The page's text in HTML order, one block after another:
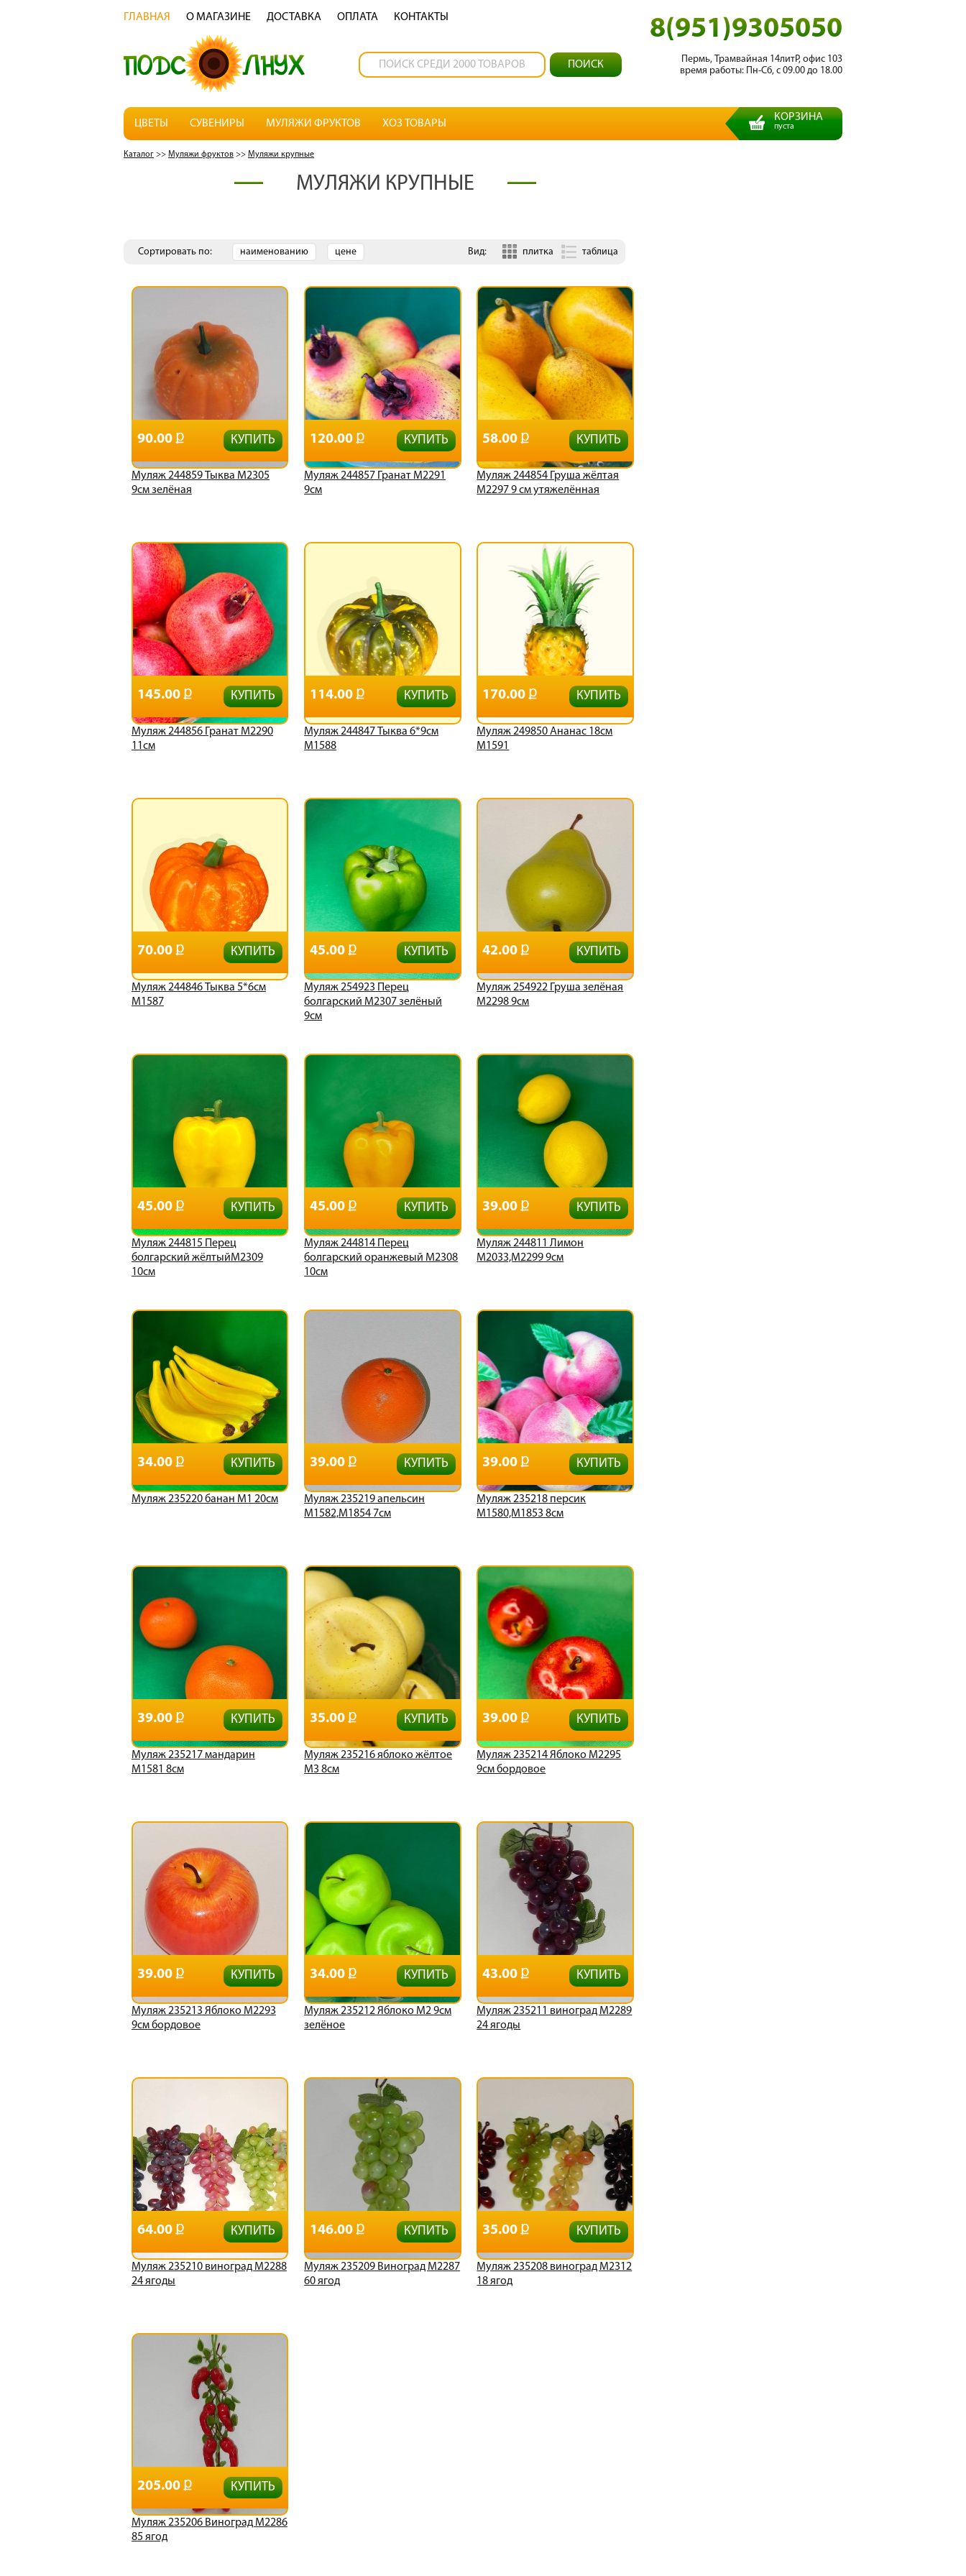
ГЛАВНАЯ О МАГАЗИНЕ ДОСТАВКА OПЛАТА КОНТАКТЫ 8(951)9305050
Пермь, Трамвайная 14литР, офис 103
время работы: Пн-Сб, с 09.00 до 18.00
ЦВЕТЫ СУВЕНИРЫ МУЛЯЖИ ФРУКТОВ ХОЗ ТОВАРЫ
КОРЗИНА
пуста
Каталог >> Муляжи фруктов >> Муляжи крупные
МУЛЯЖИ КРУПНЫЕ
Сортировать по: наименованию цене Вид: плитка таблица
Муляж 244859 Тыква М2305
9см зелёная
90.00 КУПИТЬ
Муляж 244857 Гранат М2291
9см
120.00 КУПИТЬ
Муляж 244854 Груша жёлтая
М2297 9 см утяжелённая
58.00 КУПИТЬ
Муляж 244856 Гранат М2290
11см
145.00 КУПИТЬ
Муляж 244847 Тыква 6*9см
М1588
114.00 КУПИТЬ
Муляж 249850 Ананас 18см
М1591
170.00 КУПИТЬ
Муляж 244846 Тыква 5*6см
М1587
70.00 КУПИТЬ
Муляж 254923 Перец
болгарский М2307 зелёный
9см
45.00 КУПИТЬ
Муляж 254922 Груша зелёная
М2298 9см
42.00 КУПИТЬ
Муляж 244815 Перец
болгарский жёлтыйМ2309
10см
45.00 КУПИТЬ
Муляж 244814 Перец
болгарский оранжевый М2308
10см
45.00 КУПИТЬ
Муляж 244811 Лимон
М2033,М2299 9см
39.00 КУПИТЬ
Муляж 235220 банан М1 20см
34.00 КУПИТЬ
Муляж 235219 апельсин
М1582,М1854 7см
39.00 КУПИТЬ
Муляж 235218 персик
М1580,М1853 8см
39.00 КУПИТЬ
Муляж 235217 мандарин
М1581 8см
39.00 КУПИТЬ
Муляж 235216 яблоко жёлтое
М3 8см
35.00 КУПИТЬ
Муляж 235214 Яблоко М2295
9см бордовое
39.00 КУПИТЬ
Муляж 235213 Яблоко М2293
9см бордовое
39.00 КУПИТЬ
Муляж 235212 Яблоко М2 9см
зелёное
34.00 КУПИТЬ
Муляж 235211 виноград М2289
24 ягоды
43.00 КУПИТЬ
Муляж 235210 виноград М2288
24 ягоды
64.00 КУПИТЬ
Муляж 235209 Виноград М2287
60 ягод
146.00 КУПИТЬ
Муляж 235208 виноград М2312
18 ягод
35.00 КУПИТЬ
Муляж 235206 Виноград М2286
85 ягод
205.00 КУПИТЬ